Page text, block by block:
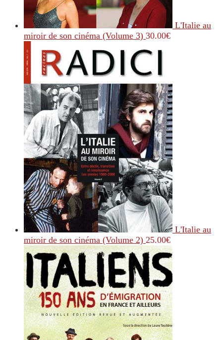
L'Italie au
miroir de son cinéma (Volume 3) 30.00€
L'Italie au
miroir de son cinéma (Volume 2) 25.00€